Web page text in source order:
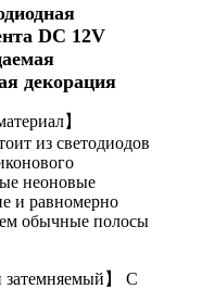
DC 12V
декорация
】
из светодиодов
неоновые
и равномерно
обычные полосы
затемняемый】 С